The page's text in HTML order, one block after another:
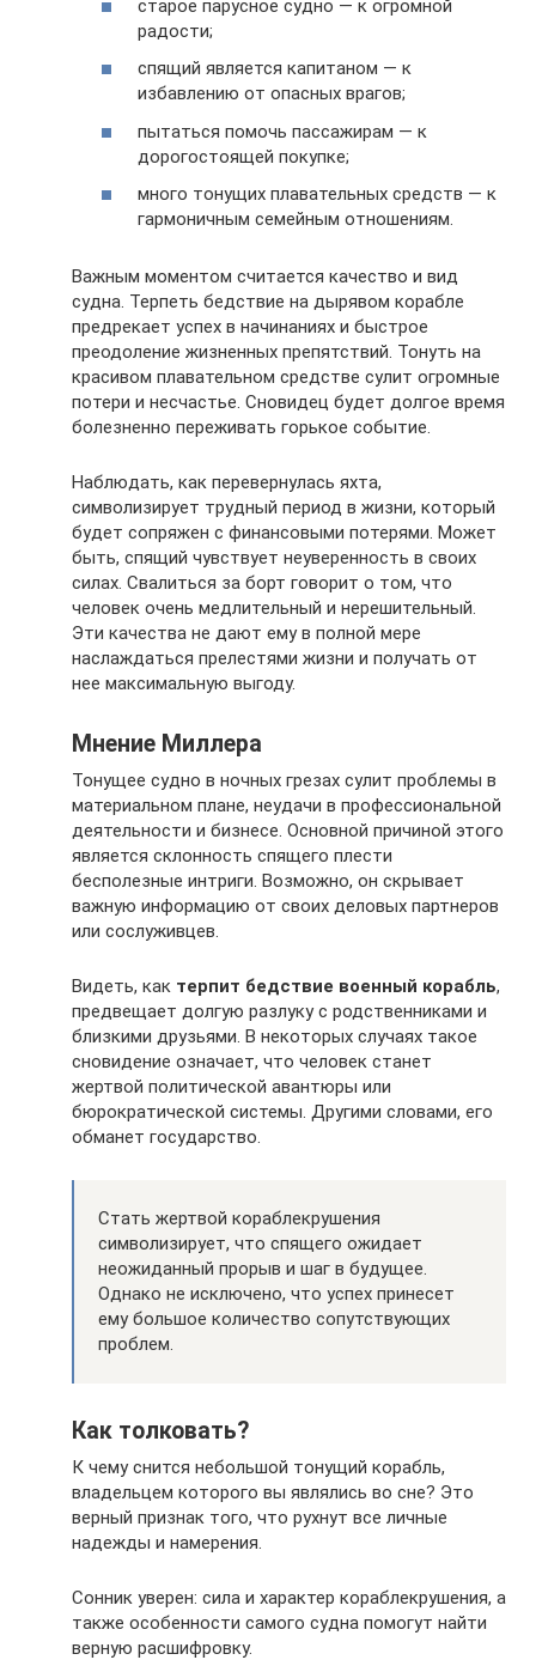
старое парусное судно — к огромной
радости;
спящий является капитаном — к
избавлению от опасных врагов;
пытаться помочь пассажирам — к
дорогостоящей покупке;
много тонущих плавательных средств — к
гармоничным семейным отношениям.
Важным моментом считается качество и вид
судна. Терпеть бедствие на дырявом корабле
предрекает успех в начинаниях и быстрое
преодоление жизненных препятствий. Тонуть на
красивом плавательном средстве сулит огромные
потери и несчастье. Сновидец будет долгое время
болезненно переживать горькое событие.
Наблюдать, как перевернулась яхта,
символизирует трудный период в жизни, который
будет сопряжен с финансовыми потерями. Может
быть, спящий чувствует неуверенность в своих
силах. Свалиться за борт говорит о том, что
человек очень медлительный и нерешительный.
Эти качества не дают ему в полной мере
наслаждаться прелестями жизни и получать от
нее максимальную выгоду.
Мнение Миллера
Тонущее судно в ночных грезах сулит проблемы в
материальном плане, неудачи в профессиональной
деятельности и бизнесе. Основной причиной этого
является склонность спящего плести
бесполезные интриги. Возможно, он скрывает
важную информацию от своих деловых партнеров
или сослуживцев.
Видеть, как терпит бедствие военный корабль,
предвещает долгую разлуку с родственниками и
близкими друзьями. В некоторых случаях такое
сновидение означает, что человек станет
жертвой политической авантюры или
бюрократической системы. Другими словами, его
обманет государство.
Стать жертвой кораблекрушения
символизирует, что спящего ожидает
неожиданный прорыв и шаг в будущее.
Однако не исключено, что успех принесет
ему большое количество сопутствующих
проблем.
Как толковать?
К чему снится небольшой тонущий корабль,
владельцем которого вы являлись во сне? Это
верный признак того, что рухнут все личные
надежды и намерения.
Сонник уверен: сила и характер кораблекрушения, а
также особенности самого судна помогут найти
верную расшифровку.